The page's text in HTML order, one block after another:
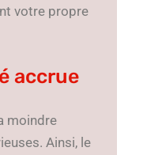
votre propre
accrue
moindre
Ainsi, le